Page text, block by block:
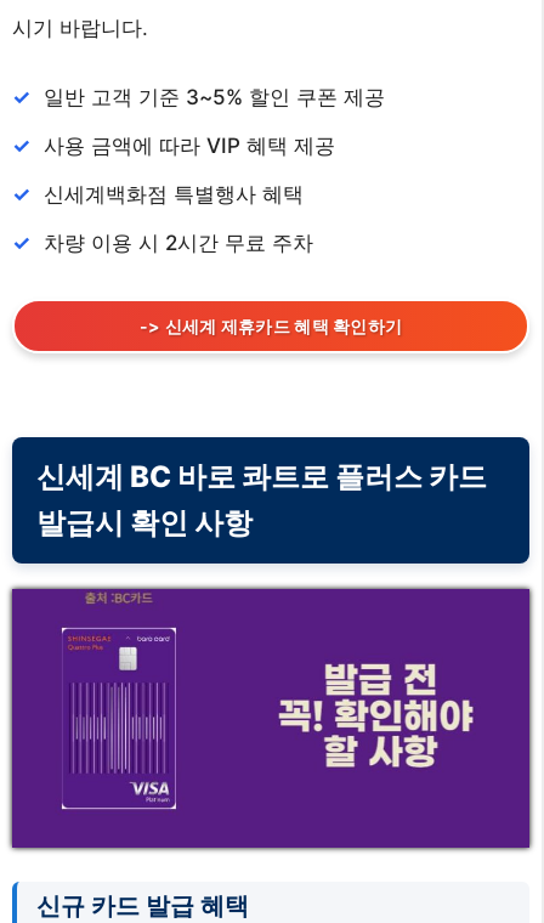
시기 바랍니다.
일반 고객 기준 3~5% 할인 쿠폰 제공
사용 금액에 따라 VIP 혜택 제공
신세계백화점 특별행사 혜택
차량 이용 시 2시간 무료 주차
-> 신세계 제휴카드 혜택 확인하기
신세계 BC 바로 콰트로 플러스 카드
발급시 확인 사항
신규 카드 발급 혜택